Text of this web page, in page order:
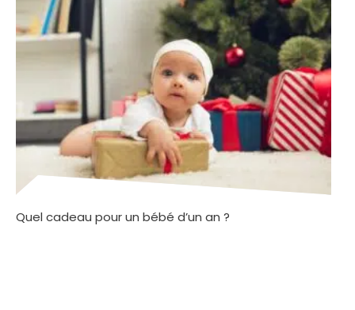
Quel cadeau pour un bébé d’un an ?